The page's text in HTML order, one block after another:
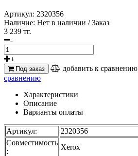
Артикул: 2320356
Наличие: Нет в наличии / Заказ
3 239 тг.
-
+
Под заказ добавить к сравнению
сравнению
Характеристики
Описание
Варианты оплаты
Артикул:
2320356
Совместимость
:
Xerox